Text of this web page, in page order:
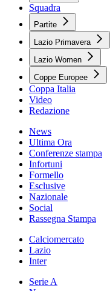
Squadra
Partite
Lazio Primavera
Lazio Women
Coppe Europee
Coppa Italia
Video
Redazione
News
Ultima Ora
Conferenze stampa
Infortuni
Formello
Esclusive
Nazionale
Social
Rassegna Stampa
Calciomercato
Lazio
Inter
Serie A